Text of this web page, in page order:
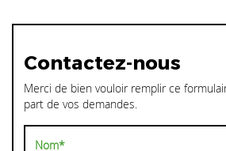
Contactez-nous
Merci de bien vouloir remplir ce
part de vos demandes.